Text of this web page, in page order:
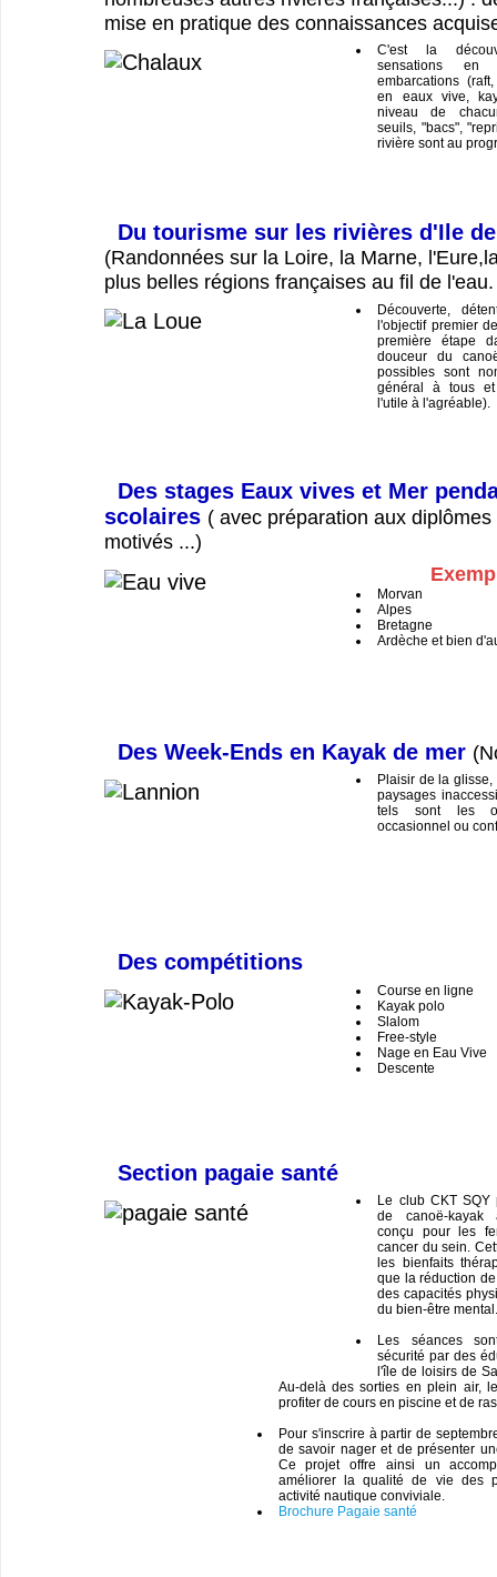
mise en pratique des connaissances
C'est la
sensations en
embarcations
en eaux vive,
niveau de
seuils, "bacs",
rivière sont au
Du tourisme sur les rivières d'Ile
(Randonnées sur la Loire, la Marne,
plus belles régions françaises au fil de l'eau.
Découverte,
l'objectif premier
première étape
douceur du
possibles sont
général à tous
l'utile à l'agréable).
Des stages Eaux vives et Mer
scolaires ( avec préparation aux
motivés ...)
Morvan
Alpes
Bretagne
Ardèche et bien
Des Week-Ends en Kayak de mer
Plaisir de la
paysages
tels sont les
occasionnel ou
Des compétitions
Course en ligne
Kayak polo
Slalom
Free-style
Nage en Eau Vive
Descente
Section pagaie santé
Le club CKT SQY
de canoë-kayak
conçu pour les
cancer du sein.
les bienfaits
que la réduction
des capacités
du bien-être
Les séances
sécurité par des
l'île de loisirs de
Au-delà des sorties en plein air,
profiter de cours en piscine et de
Pour s'inscrire à partir de
de savoir nager et de présenter
Ce projet offre ainsi un
améliorer la qualité de vie des
activité nautique conviviale.
Brochure Pagaie santé